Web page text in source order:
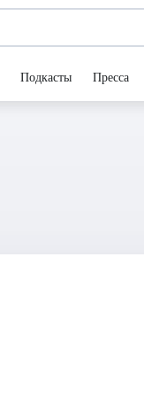
Подкасты Пресса